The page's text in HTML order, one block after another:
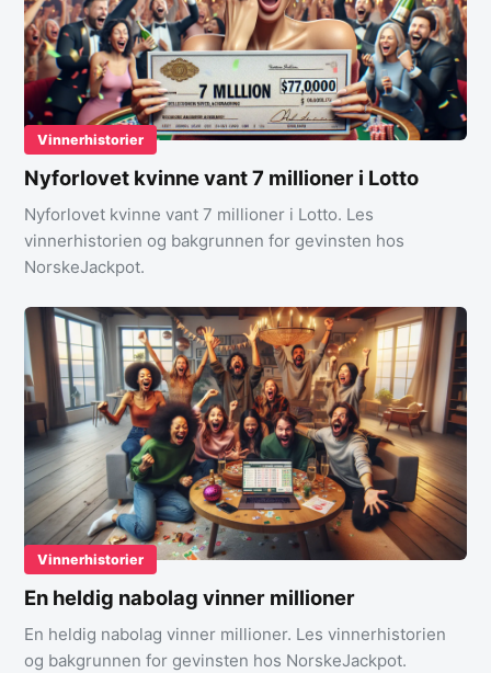
Vinnerhistorier
Nyforlovet kvinne vant 7 millioner i Lotto
Nyforlovet kvinne vant 7 millioner i Lotto. Les
vinnerhistorien og bakgrunnen for gevinsten hos
NorskeJackpot.
Vinnerhistorier
En heldig nabolag vinner millioner
En heldig nabolag vinner millioner. Les vinnerhistorien
og bakgrunnen for gevinsten hos NorskeJackpot.